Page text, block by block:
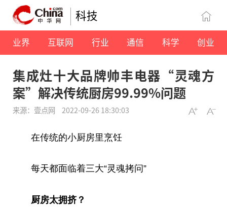
科技
业界 互联网 行业 通信 科学 创业
集成灶十大品牌帅丰电器“灵魂方
案”解决传统厨房99.99%问题
来源：壹点网 2022-09-26 18:30:03
在传统的小厨房里烹饪
每天都面临着三大“灵魂拷问”
厨房太拥挤？